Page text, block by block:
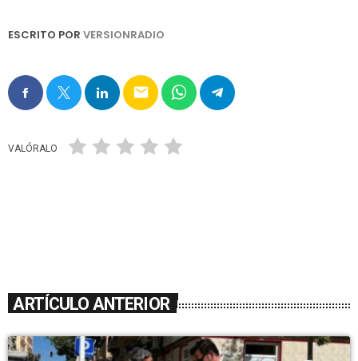
ESCRITO POR VERSIONRADIO
email
VALÓRALO
ARTÍCULO ANTERIOR